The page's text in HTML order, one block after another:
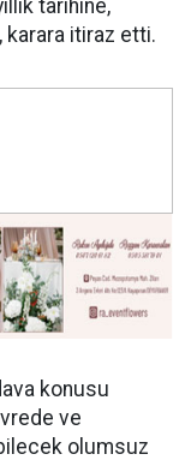
tarihine,
itiraz etti.
konusu
ve
olumsuz